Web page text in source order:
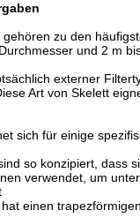
zu den
und 2 m
externer
Art von Skelett
sich für einige
so konzipiert, dass
verwendet, um
einen